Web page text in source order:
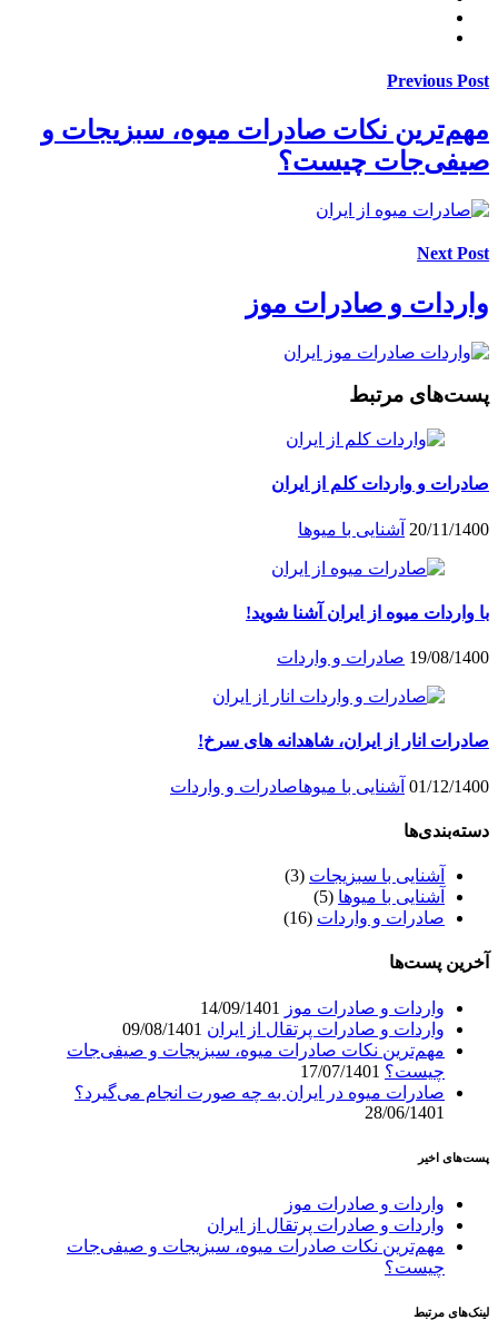
Previous Post
مهم‌ترین نکات صادرات میوه، سبزیجات و
صیفی‌جات چیست؟
Next Post
واردات و صادرات موز
پست‌های مرتبط
صادرات و واردات کلم از ایران
20/11/1400 آشنایی با میو‌ها
با واردات میوه از ایران آشنا شوید!
19/08/1400 صادرات و واردات
صادرات انار از ایران، شاهدانه های سرخ!
01/12/1400 آشنایی با میو‌هاصادرات و واردات
دسته‌بندی‌ها
آشنایی با سبزیجات (3)
آشنایی با میو‌ها (5)
صادرات و واردات (16)
آخرین پست‌ها
واردات و صادرات موز
14/09/1401
واردات و صادرات پرتقال از ایران 09/08/1401
مهم‌ترین نکات صادرات میوه، سبزیجات و صیفی‌جات
چیست؟ 17/07/1401
صادرات میوه در ایران به چه صورت انجام می‌گیرد؟
28/06/1401
پست‌های اخیر
واردات و صادرات موز
واردات و صادرات پرتقال از ایران
مهم‌ترین نکات صادرات میوه، سبزیجات و صیفی‌جات
چیست؟
لینک‌های مرتبط